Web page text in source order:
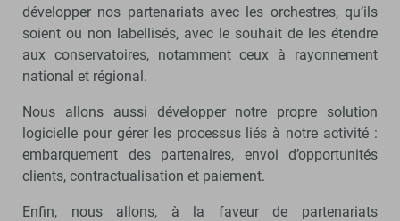
développer nos partenariats avec les orchestres, qu’ils
soient ou non labellisés, avec le souhait de les étendre
aux conservatoires, notamment ceux à rayonnement
national et régional.
Nous allons aussi développer notre propre solution
logicielle pour gérer les processus liés à notre activité :
embarquement des partenaires, envoi d’opportunités
clients, contractualisation et paiement.
Enfin, nous allons, à la faveur de partenariats